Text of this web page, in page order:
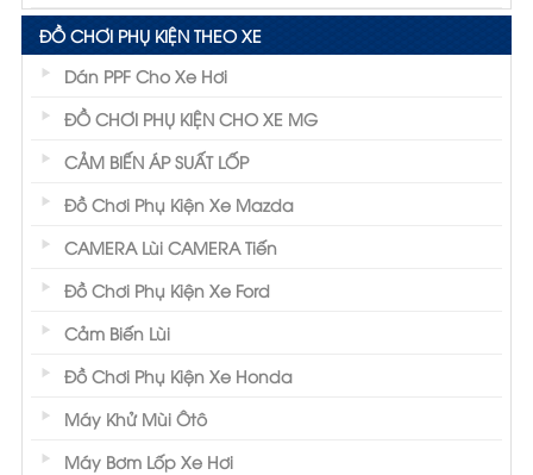
ĐỒ CHƠI PHỤ KIỆN THEO XE
Dán PPF Cho Xe Hơi
ĐỒ CHƠI PHỤ KIỆN CHO XE MG
CẢM BIẾN ÁP SUẤT LỐP
Đồ Chơi Phụ Kiện Xe Mazda
CAMERA Lùi CAMERA Tiến
Đồ Chơi Phụ Kiện Xe Ford
Cảm Biến Lùi
Đồ Chơi Phụ Kiện Xe Honda
Máy Khử Mùi Ôtô
Máy Bơm Lốp Xe Hơi